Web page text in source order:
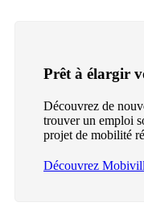
Prêt à élargir
Découvrez de
trouver un emploi
projet de mobilité
Découvrez